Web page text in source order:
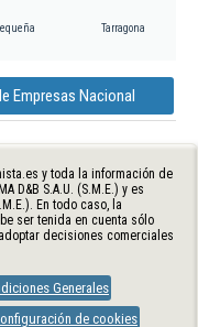
Tarragona
Empresas Nacional
y toda la información de
D&B S.A.U. (S.M.E.) y es
En todo caso, la
ser tenida en cuenta sólo
decisiones comerciales
Generales
de cookies